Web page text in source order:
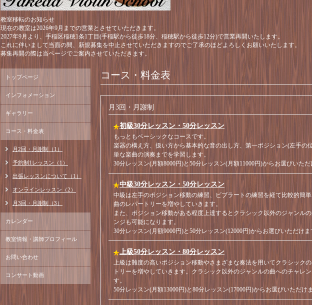
教室移転のお知らせ
現在の教室は2026年9月までの営業とさせていただきます。
2027年9月より、手稲区稲穂1条1丁目(手稲駅から徒歩18分、稲穂駅から徒歩12分)で営業再開いたします。
これに伴いまして当面の間、新規募集を中止させていただきますのでご了承のほどよろしくお願いいたします。
募集再開の際は当ページでご案内させていただきます。
コース・料金表
月3回・月謝制
初級30分レッスン・50分レッスン
もっともベーシックなコースです。
楽器の構え方、扱い方から基本的な音の出し方、第一ポジション(左手の
単な楽曲の演奏までを学習します。
30分レッスン(月額8000円)と50分レッスン(月額11000円)からお選びいただ
中級30分レッスン・50分レッスン
中級は左手のポジション移動の練習、ビブラートの練習を経て比較的簡
曲のレパートリーを増やしていきます。
また、ポジション移動がある程度上達するとクラシック以外のジャンル
ンジも可能になります。
30分レッスン(月額9000円)と50分レッスン(12000円)からお選びいただけま
上級50分レッスン・80分レッスン
上級は難度の高いポジション移動やさまざまな奏法を用いてクラシック
トリーを増やしていきます。クラシック以外のジャンルの曲へのチャレ
す。
50分レッスン(月額13000円)と80分レッスン(17000円)からお選びいただけま
トップページ
インフォメーション
ギャラリー
コース・料金表
月2回・月謝制（1）
予約制1レッスン（1）
出張レッスンについて（1）
オンラインレッスン（2）
月3回・月謝制（3）
カレンダー
教室情報・講師プロフィール
お問い合わせ
コンサート動画